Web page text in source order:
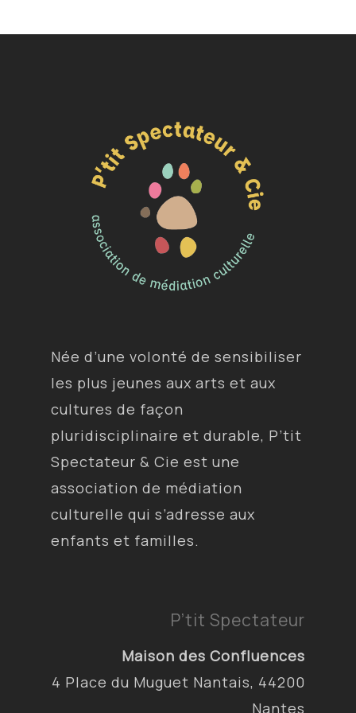
Née d’une volonté de sensibiliser
les plus jeunes aux arts et aux
cultures de façon
pluridisciplinaire et durable, P’tit
Spectateur & Cie est une
association de médiation
culturelle qui s’adresse aux
enfants et familles.
P’tit Spectateur
Maison des Confluences
4 Place du Muguet Nantais, 44200
Nantes